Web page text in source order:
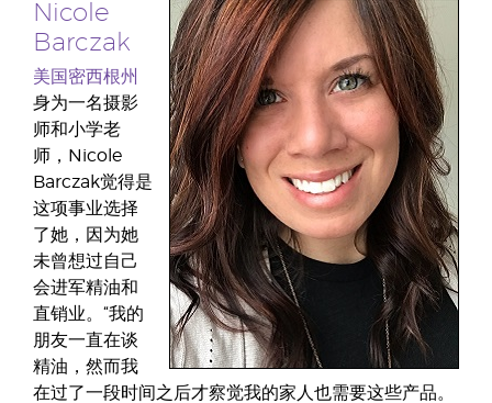
Nicole
Barczak
美国密西根州
身为一名摄影
师和小学老
师，Nicole
Barczak觉得是
这项事业选择
了她，因为她
未曾想过自己
会进军精油和
直销业。“我的
朋友一直在谈
精油，然而我
在过了一段时间之后才察觉我的家人也需要这些产品。